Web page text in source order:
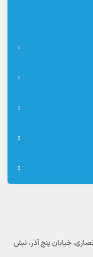
خیابان پنج آذر، نبش